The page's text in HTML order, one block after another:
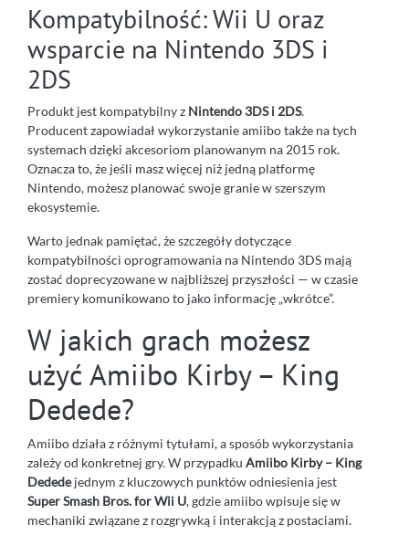
Kompatybilność: Wii U oraz
wsparcie na Nintendo 3DS i
2DS
Produkt jest kompatybilny z Nintendo 3DS i 2DS.
Producent zapowiadał wykorzystanie amiibo także na tych
systemach dzięki akcesoriom planowanym na 2015 rok.
Oznacza to, że jeśli masz więcej niż jedną platformę
Nintendo, możesz planować swoje granie w szerszym
ekosystemie.
Warto jednak pamiętać, że szczegóły dotyczące
kompatybilności oprogramowania na Nintendo 3DS mają
zostać doprecyzowane w najbliższej przyszłości — w czasie
premiery komunikowano to jako informację „wkrótce”.
W jakich grach możesz
użyć Amiibo Kirby – King
Dedede?
Amiibo działa z różnymi tytułami, a sposób wykorzystania
zależy od konkretnej gry. W przypadku Amiibo Kirby – King
Dededejednym z kluczowych punktów odniesienia jest
Super Smash Bros. for Wii U, gdzie amiibo wpisuje się w
mechaniki związane z rozgrywką i interakcją z postaciami.